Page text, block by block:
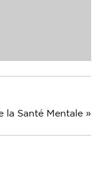
la Santé Mentale »